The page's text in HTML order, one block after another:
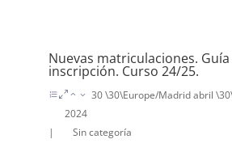
Nuevas matriculaciones.
inscripción. Curso 24/25.
30 \30\Europe/Madrid abril
2024
|
Sin categoría